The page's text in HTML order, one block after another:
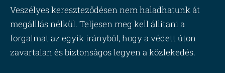
Veszélyes kereszteződésen nem haladhatunk át
megálllás nélkül. Teljesen meg kell állítani a
forgalmat az egyik irányból, hogy a védett úton
zavartalan és biztonságos legyen a közlekedés.